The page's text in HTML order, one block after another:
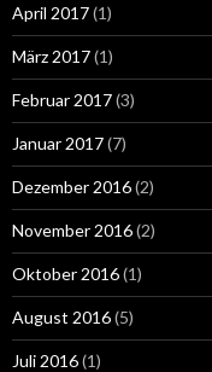
April 2017(1)
März 2017(1)
Februar 2017(3)
Januar 2017(7)
Dezember 2016(2)
November 2016(2)
Oktober 2016(1)
August 2016(5)
Juli 2016(1)